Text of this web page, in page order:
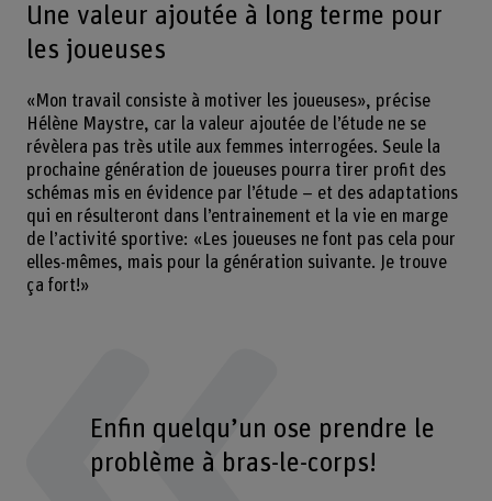
Une valeur ajoutée à long terme pour
les joueuses
«Mon travail consiste à motiver les joueuses», précise
Hélène Maystre, car la valeur ajoutée de l’étude ne se
révèlera pas très utile aux femmes interrogées. Seule la
prochaine génération de joueuses pourra tirer profit des
schémas mis en évidence par l’étude – et des adaptations
qui en résulteront dans l’entrainement et la vie en marge
de l’activité sportive: «Les joueuses ne font pas cela pour
elles-mêmes, mais pour la génération suivante. Je trouve
ça fort!»
Enfin quelqu’un ose prendre le
problème à bras-le-corps!